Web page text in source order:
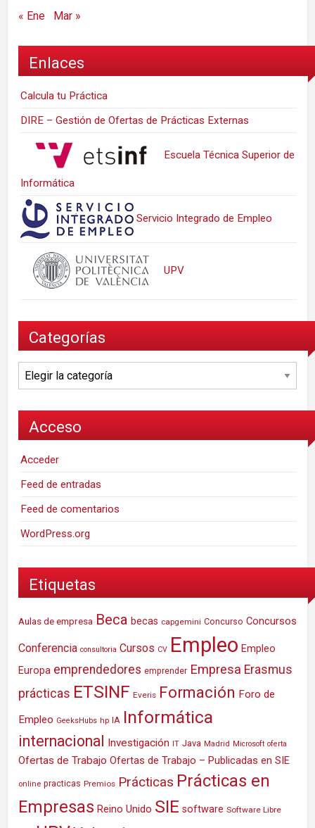
« Ene Mar »
Enlaces
Calcula tu Práctica
DIRE – Gestión de Ofertas de Prácticas Externas
Escuela Técnica Superior de
Informática
Servicio Integrado de Empleo
UPV
Categorías
Categorías
Acceso
Acceder
Feed de entradas
Feed de comentarios
WordPress.org
Etiquetas
Aulas de empresa Beca becas capgemini Concurso Concursos
Conferencia consultoria Cursos CV Empleo Empleo
Europa emprendedores emprender Empresa Erasmus
prácticas ETSINF Everis Formación Foro de
Empleo GeeksHubs hp IA Informática
internacional Investigación IT Java Madrid Microsoft oferta
Ofertas de Trabajo Ofertas de Trabajo – Publicadas en SIE
online practicas Premios Prácticas Prácticas en
Empresas Reino Unido SIE software Software Libre